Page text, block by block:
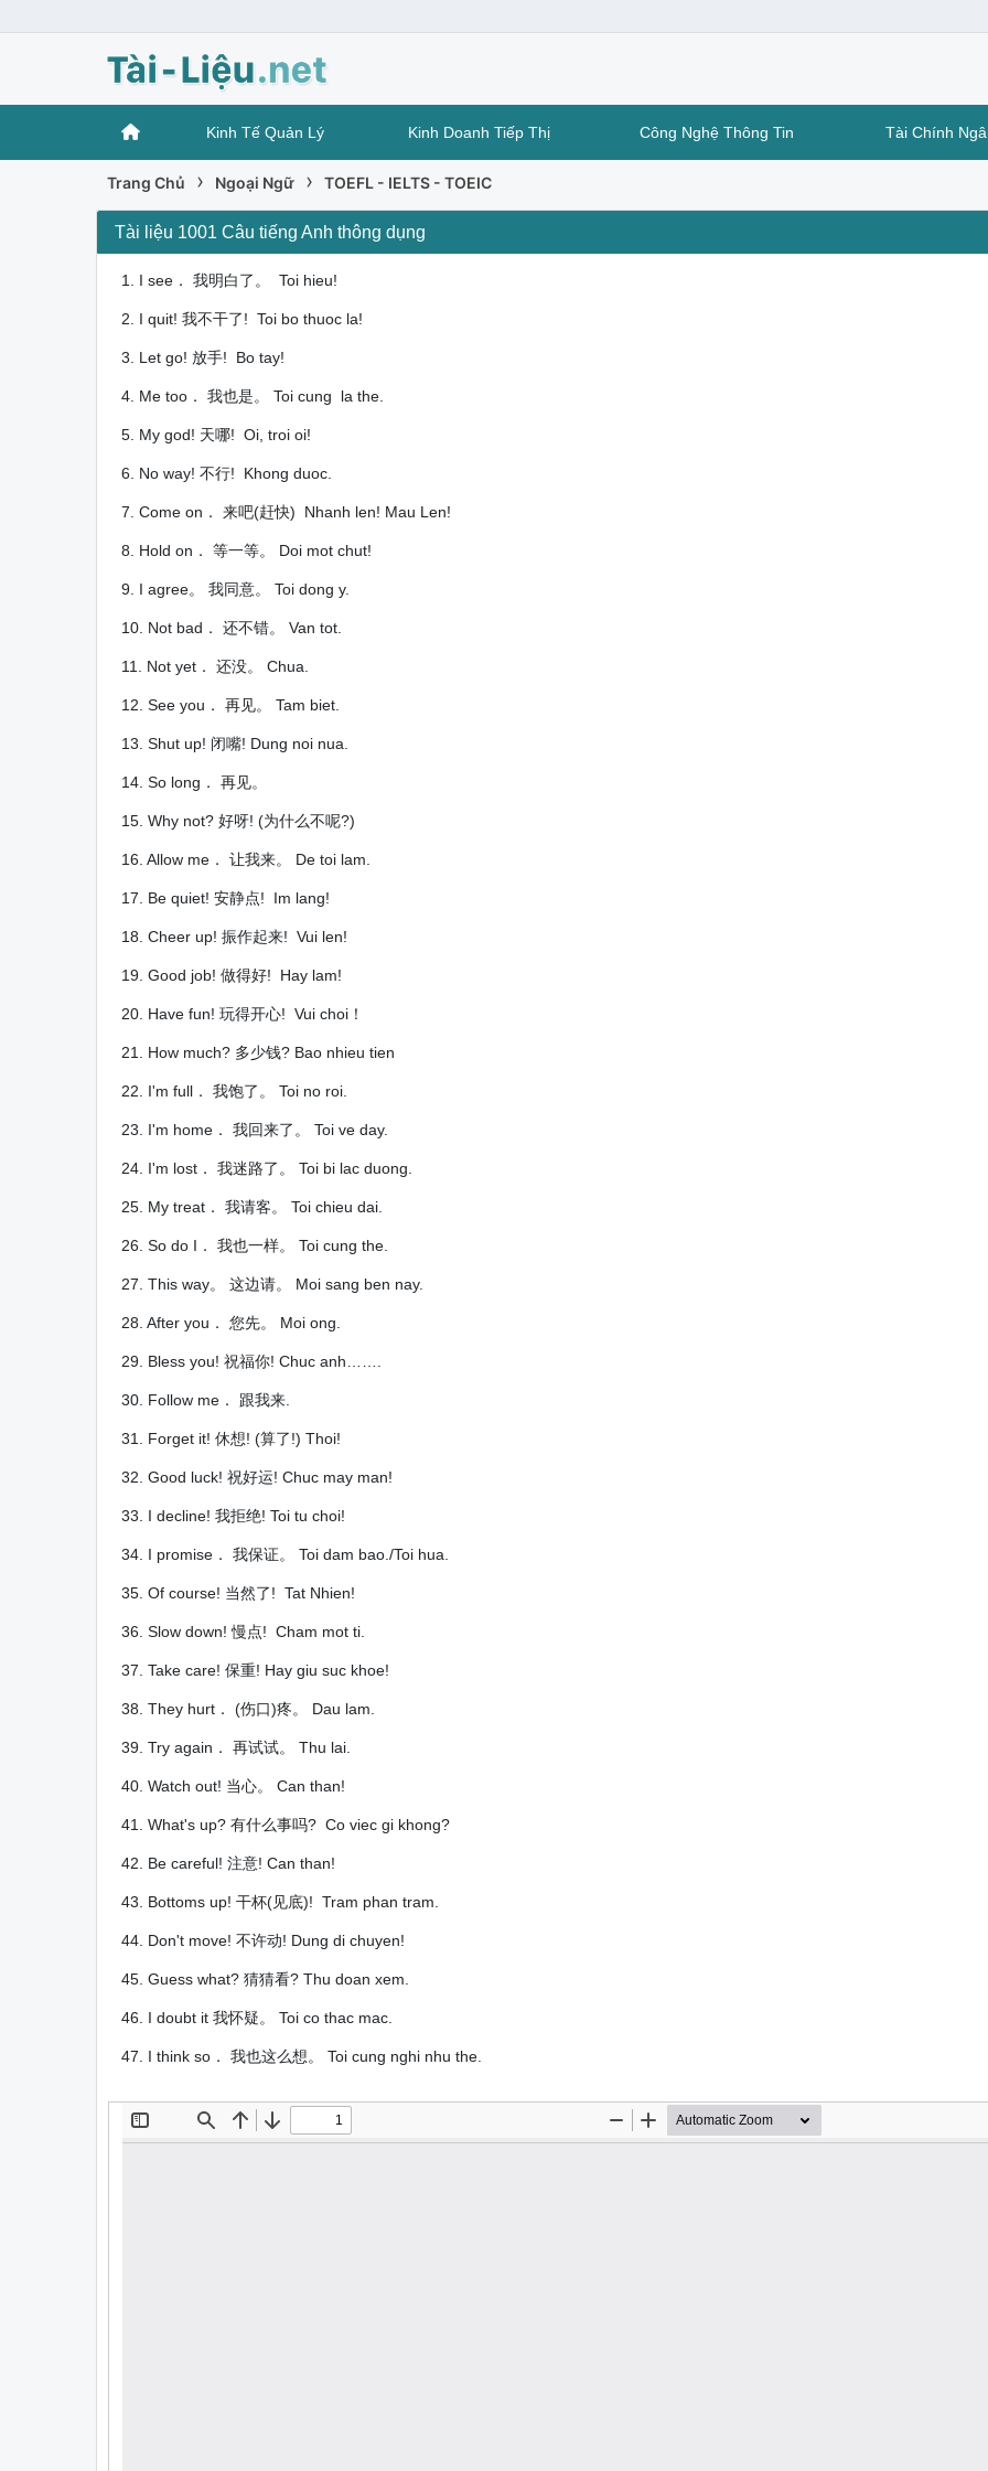
Kinh Tế Quản Lý Kinh Doanh Tiếp Thị Công Nghệ Thông Tin Tài Chính
Trang Chủ › Ngoại Ngữ › TOEFL - IELTS - TOEIC
Tài liệu 1001 Câu tiếng Anh thông dụng
1. I see． 我明白了。 Toi hieu!
2. I quit! 我不干了! Toi bo thuoc la!
3. Let go! 放手! Bo tay!
4. Me too． 我也是。 Toi cung la the.
5. My god! 天哪! Oi, troi oi!
6. No way! 不行! Khong duoc.
7. Come on． 来吧(赶快) Nhanh len! Mau Len!
8. Hold on． 等一等。 Doi mot chut!
9. I agree。 我同意。 Toi dong y.
10. Not bad． 还不错。 Van tot.
11. Not yet． 还没。 Chua.
12. See you． 再见。 Tam biet.
13. Shut up! 闭嘴! Dung noi nua.
14. So long． 再见。
15. Why not? 好呀! (为什么不呢?)
16. Allow me． 让我来。 De toi lam.
17. Be quiet! 安静点! Im lang!
18. Cheer up! 振作起来! Vui len!
19. Good job! 做得好! Hay lam!
20. Have fun! 玩得开心! Vui choi！
21. How much? 多少钱? Bao nhieu tien
22. I'm full． 我饱了。 Toi no roi.
23. I'm home． 我回来了。 Toi ve day.
24. I'm lost． 我迷路了。 Toi bi lac duong.
25. My treat． 我请客。 Toi chieu dai.
26. So do I． 我也一样。 Toi cung the.
27. This way。 这边请。 Moi sang ben nay.
28. After you． 您先。 Moi ong.
29. Bless you! 祝福你! Chuc anh…….
30. Follow me． 跟我来.
31. Forget it! 休想! (算了!) Thoi!
32. Good luck! 祝好运! Chuc may man!
33. I decline! 我拒绝! Toi tu choi!
34. I promise． 我保证。 Toi dam bao./Toi hua.
35. Of course! 当然了! Tat Nhien!
36. Slow down! 慢点! Cham mot ti.
37. Take care! 保重! Hay giu suc khoe!
38. They hurt． (伤口)疼。 Dau lam.
39. Try again． 再试试。 Thu lai.
40. Watch out! 当心。 Can than!
41. What's up? 有什么事吗? Co viec gi khong?
42. Be careful! 注意! Can than!
43. Bottoms up! 干杯(见底)! Tram phan tram.
44. Don't move! 不许动! Dung di chuyen!
45. Guess what? 猜猜看? Thu doan xem.
46. I doubt it 我怀疑。 Toi co thac mac.
47. I think so． 我也这么想。 Toi cung nghi nhu the.